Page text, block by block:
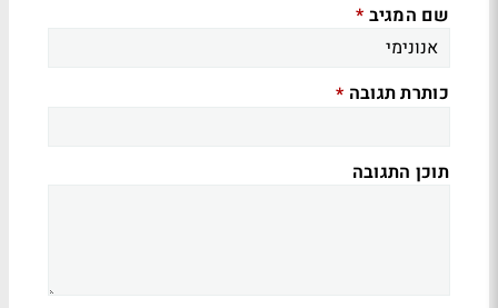
שם המגיב *
כותרת תגובה *
תוכן התגובה